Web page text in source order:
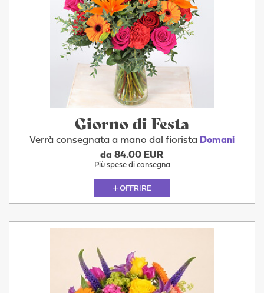
Giorno di Festa
Verrà consegnata a mano dal fiorista Domani
da 84.00 EUR
Più spese di consegna
OFFRIRE